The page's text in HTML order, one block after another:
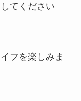
てください
フを楽しみま